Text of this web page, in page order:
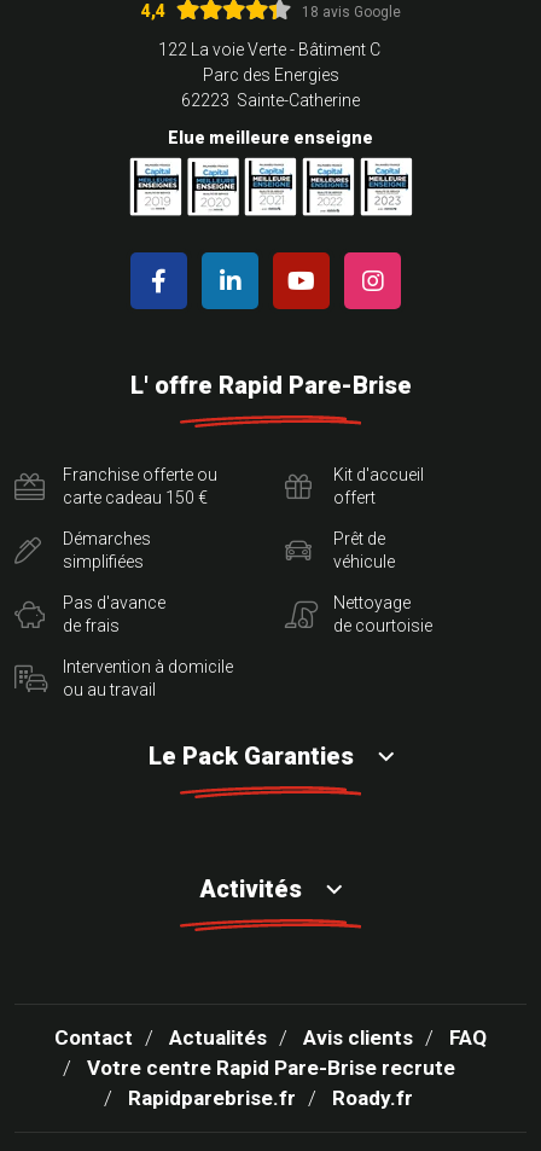
4,4 18 avis Google
122 La voie Verte - Bâtiment C
Parc des Energies
62223 Sainte-Catherine
Elue meilleure enseigne
L' offre Rapid Pare-Brise
Franchise offerte ou
carte cadeau 150 €
Démarches
simplifiées
Pas d'avance
de frais
Intervention à domicile
ou au travail
Kit d'accueil
offert
Prêt de
véhicule
Nettoyage
de courtoisie
Le Pack Garanties
Activités
Contact Actualités Avis clients
FAQ
Votre centre Rapid Pare-Brise recrute
Rapidparebrise.fr
Roady.fr